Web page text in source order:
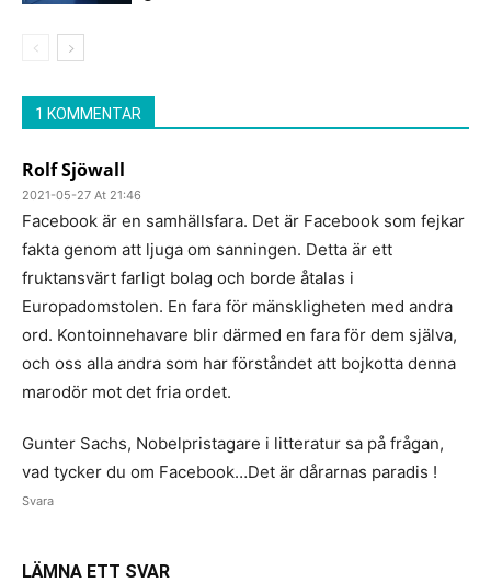
1 KOMMENTAR
Rolf Sjöwall
2021-05-27 At 21:46
Facebook är en samhällsfara. Det är Facebook som fejkar
fakta genom att ljuga om sanningen. Detta är ett
fruktansvärt farligt bolag och borde åtalas i
Europadomstolen. En fara för mänskligheten med andra
ord. Kontoinnehavare blir därmed en fara för dem själva,
och oss alla andra som har förståndet att bojkotta denna
marodör mot det fria ordet.
Gunter Sachs, Nobelpristagare i litteratur sa på frågan,
vad tycker du om Facebook…Det är dårarnas paradis !
Svara
LÄMNA ETT SVAR